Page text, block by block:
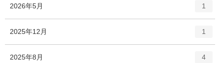
2026年5月
リ
ー
1
2025年12月 1
2025年8月 4